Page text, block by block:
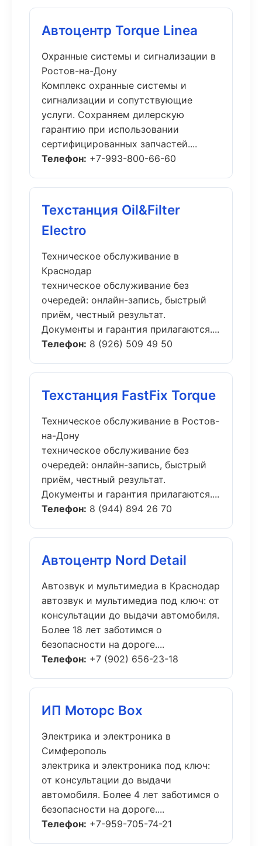
Автоцентр Torque Linea
Охранные системы и сигнализации в
Ростов-на-Дону
Комплекс охранные системы и
сигнализации и сопутствующие
услуги. Сохраняем дилерскую
гарантию при использовании
сертифицированных запчастей....
Телефон: +7-993-800-66-60
Техстанция Oil&Filter
Electro
Техническое обслуживание в
Краснодар
техническое обслуживание без
очередей: онлайн-запись, быстрый
приём, честный результат.
Документы и гарантия прилагаются....
Телефон: 8 (926) 509 49 50
Техстанция FastFix Torque
Техническое обслуживание в Ростов-
на-Дону
техническое обслуживание без
очередей: онлайн-запись, быстрый
приём, честный результат.
Документы и гарантия прилагаются....
Телефон: 8 (944) 894 26 70
Автоцентр Nord Detail
Автозвук и мультимедиа в Краснодар
автозвук и мультимедиа под ключ: от
консультации до выдачи автомобиля.
Более 18 лет заботимся о
безопасности на дороге....
Телефон: +7 (902) 656-23-18
ИП Моторс Box
Электрика и электроника в
Симферополь
электрика и электроника под ключ:
от консультации до выдачи
автомобиля. Более 4 лет заботимся о
безопасности на дороге....
Телефон: +7-959-705-74-21